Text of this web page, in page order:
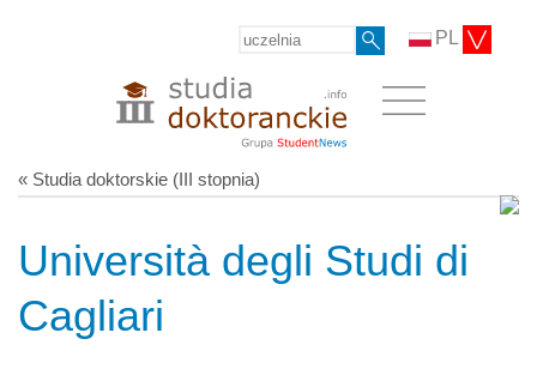
PL
« Studia doktorskie (III stopnia)
Università degli Studi di
Cagliari